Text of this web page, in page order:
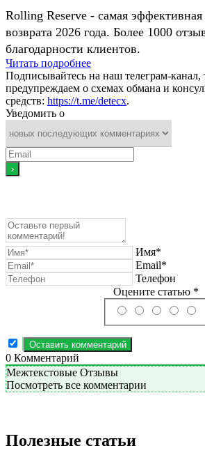
Rolling Reserve - самая
возврата 2026 года. Более 1000
благодарности клиентов.
Читать подробнее
Подписывайтесь на наш телеграм-
предупреждаем о схемах обмана и
средств: https://t.me/detecx.
Уведомить о
Имя*
Email*
Телефон
Оцените статью *
0 Комментарий
Межтекстовые Отзывы
Посмотреть все комментарии
Полезные статьи